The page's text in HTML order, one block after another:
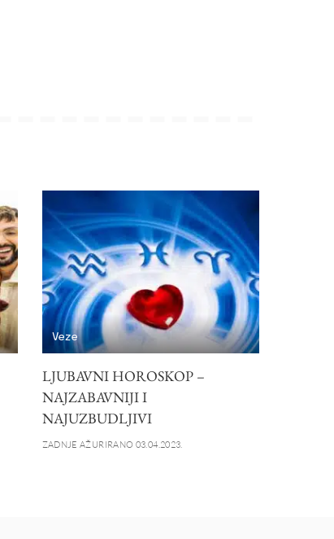
Veze
LJUBAVNI HOROSKOP –
NAJZABAVNIJI I
NAJUZBUDLJIVI
ZADNJE AŽURIRANO 03.04.2023.